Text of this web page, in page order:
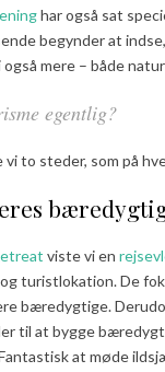
har også sat
begynder at
mere – både
egentlig?
to steder, som på
viste vi en
turistlokation. De
bæredygtige.
til at bygge
at møde